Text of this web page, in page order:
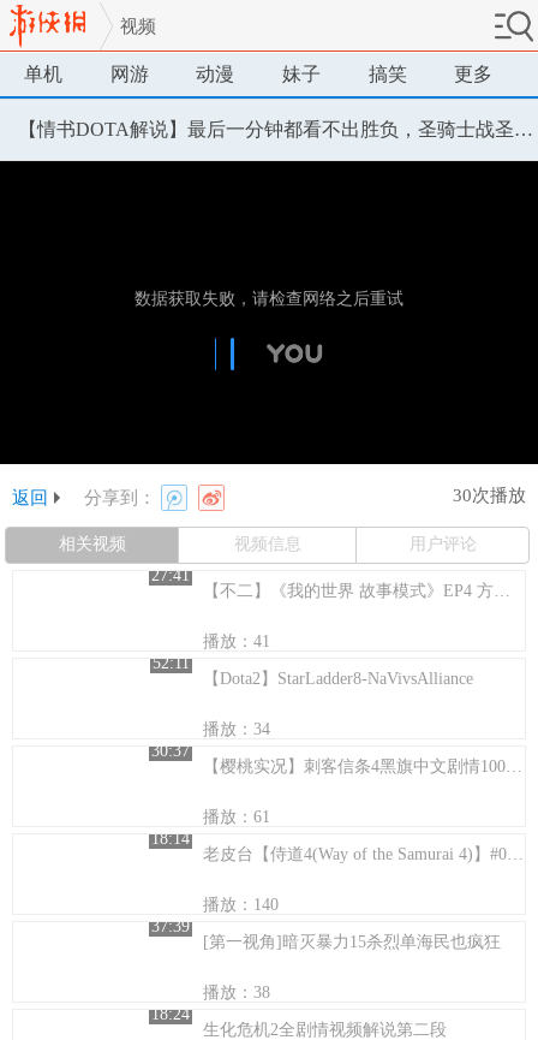
视频
单机 网游 动漫 妹子 搞笑 更多
【情书DOTA解说】最后一分钟都看不出胜负，圣骑士战圣剑飞机
返回 分享到： 30次播放
相关视频 视频信息
用户评论
27:41
【不二】《我的世界 故事模式》EP4 方块与困难之地01绝地逃亡
播放：41
52:11
【Dota2】StarLadder8-NaVivsAlliance
播放：34
30:37
【樱桃实况】刺客信条4黑旗中文剧情100%同步流程解说07
播放：61
18:14
老皮台【侍道4(Way of the Samurai 4)】#06 大人的秘密考问室
播放：140
37:39
[第一视角]暗灭暴力15杀烈单海民也疯狂
播放：38
18:24
生化危机2全剧情视频解说第二段